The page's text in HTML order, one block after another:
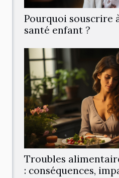
Pourquoi souscrire
santé enfant ?
Troubles
: conséquences,